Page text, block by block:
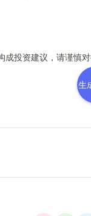
投资建议，请谨慎对
生